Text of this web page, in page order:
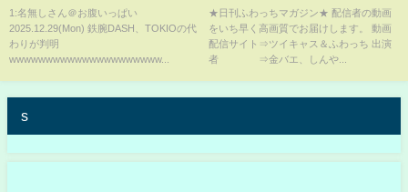
まとめ】【2chスレ】【5chス
レ】
1:名無しさん＠お腹いっぱい
2025.12.29(Mon) 鉄腕DASH、TOKIOの代
わりが判明
wwwwwwwwwwwwwwwwwwwww...
★日刊ふわっちマガジン★ 配信者の動画
をいち早く高画質でお届けします。 動画
配信サイト⇒ツイキャス＆ふわっち 出演
者 ⇒金バエ、しんや...
s